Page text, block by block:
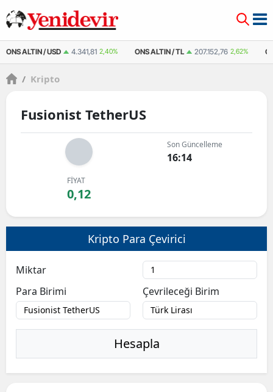
ONS ALTIN / USD 4.341,81 2,40% ONS ALTIN / TL 207.152,76 2,62%
/ Kripto
Fusionist TetherUS
Son Güncelleme
16:14
FİYAT
0,12
Kripto Para Çevirici
Miktar
Para Birimi
Çevrileceği Birim
Hesapla